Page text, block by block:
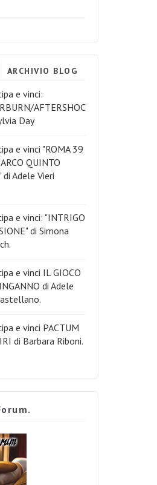
ARCHIVIO BLOG
e vinci:
AFTERSHOC
Day
e vinci "ROMA 39
QUINTO
di Adele Vieri
e vinci: "INTRIGO
di Simona
e vinci IL GIOCO
di Adele
e vinci PACTUM
di Barbara Riboni.